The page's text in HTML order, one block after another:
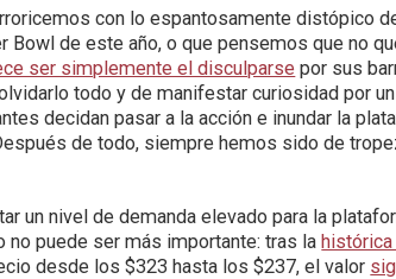
con lo espantosamente distópico
Bowl de este año, o que pensemos que no
ser simplemente el disculparse por sus
todo y de manifestar curiosidad por
decidan pasar a la acción e inundar la
de todo, siempre hemos sido de
un nivel de demanda elevado para la
no puede ser más importante: tras lahistórica
desde los $323 hasta los $237, el valor